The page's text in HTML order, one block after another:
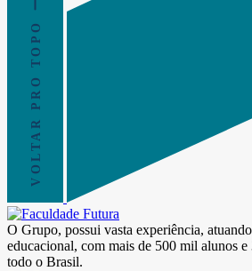
VOLTAR PRO TOPO
O Grupo, possui vasta experiência,
educacional, com mais de 500 mil alunos e
todo o Brasil.